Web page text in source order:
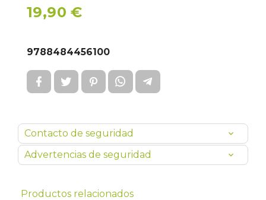
19,90 €
9788484456100
Contacto de seguridad
Advertencias de seguridad
Productos relacionados